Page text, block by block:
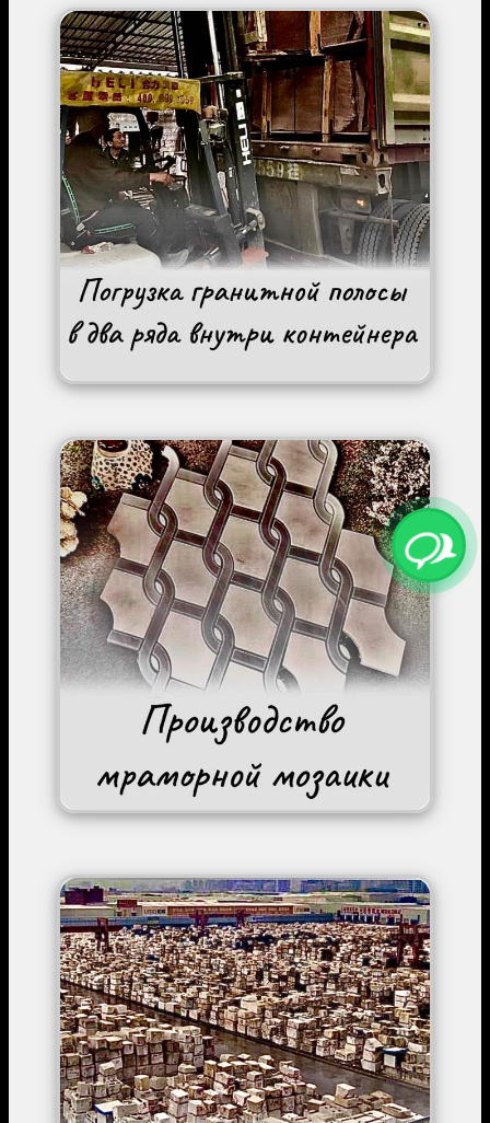
Image
Image
Image